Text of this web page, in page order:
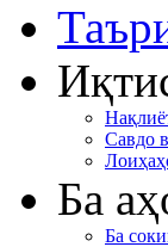
Савдо
Ба
Ба